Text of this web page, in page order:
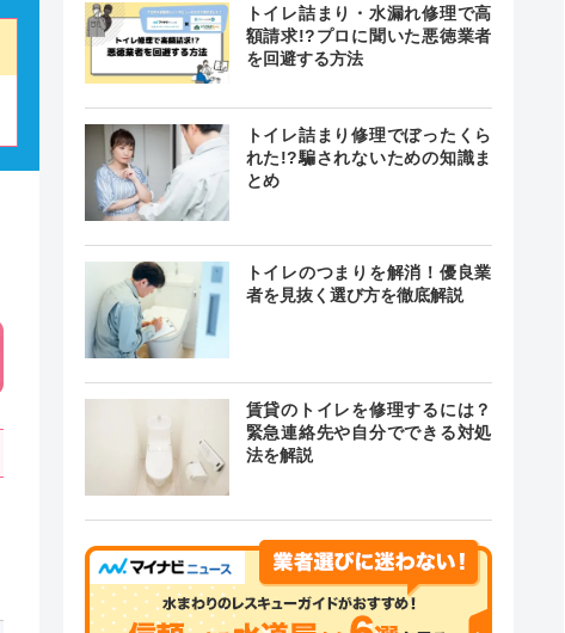
クチコミ
ー
トイレ詰まり・水漏れ修理で高
額請求!?プロに聞いた悪徳業者
を回避する方法
トイレ詰まり修理でぼったくら
れた!?騙されないための知識ま
とめ
トイレのつまりを解消！優良業
者を見抜く選び方を徹底解説
賃貸のトイレを修理するには？
緊急連絡先や自分でできる対処
法を解説